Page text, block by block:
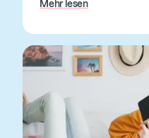
Mehr lesen